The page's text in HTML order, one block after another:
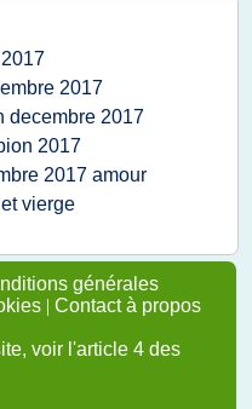
2017
decembre 2017
2017
2017 amour
vierge
générales
| Contact à propos
voir l'article 4 des